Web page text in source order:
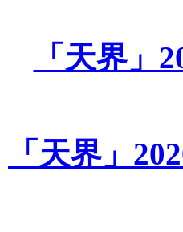
「天界
「天界」